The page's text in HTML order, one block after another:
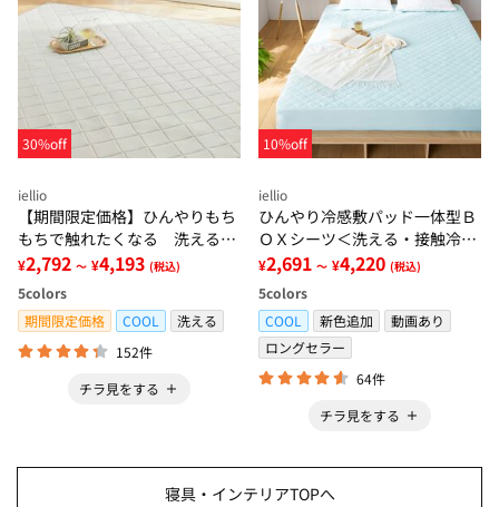
30%off
iellio
【期間限定価格】ひんやりもち
もちで触れたくなる 洗えるラ
グ＜低反発・滑りにくい・接触
冷感・防ダニ・カーペット＞
¥2,792 ～ ¥4,193 (税込)
5colors
期間限定価格
COOL
洗える
152件
チラ見をする
10%off
iellio
ひんやり冷感敷パッド一体型Ｂ
ＯＸシーツ＜洗える・接触冷
感・抗菌防臭・時短・家事楽・
ボックスシーツ・寝苦しさ対策
＞
¥2,691 ～ ¥4,220 (税込)
5colors
COOL
新色追加
動画あり
ロングセラー
64件
チラ見をする
寝具・インテリアTOPへ